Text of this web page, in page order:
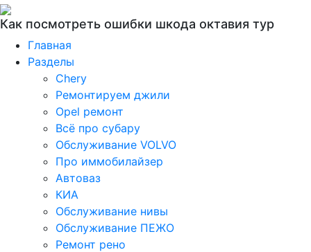
Как посмотреть ошибки шкода октавия тур
Главная
Разделы
Chery
Ремонтируем джили
Opel ремонт
Всё про субару
Обслуживание VOLVO
Про иммобилайзер
Автоваз
КИА
Обслуживание нивы
Обслуживание ПЕЖО
Ремонт рено